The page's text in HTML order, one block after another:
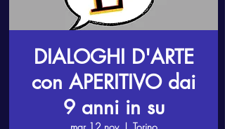
DIALOGHI D'ARTE
con APERITIVO dai
9 anni in su